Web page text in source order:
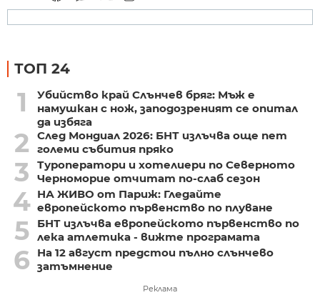
ТОП 24
1
Убийство край Слънчев бряг: Мъж е
намушкан с нож, заподозреният се опитал
да избяга
2
След Мондиал 2026: БНТ излъчва още пет
големи събития пряко
3
Туроператори и хотелиери по Северното
Черноморие отчитат по-слаб сезон
4 НА ЖИВО от Париж: Гледайте
европейското първенство по плуване
5
БНТ излъчва европейското първенство по
лека атлетика - вижте програмата
6
На 12 август предстои пълно слънчево
затъмнение
Реклама